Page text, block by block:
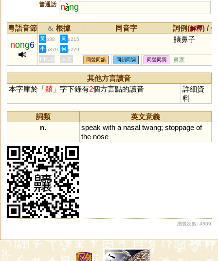
普通話
n ng
粵語音節 & 根據 同音字 詞例(解釋) /
nong6
黃 p38 周 p215 齉鼻子
李 p370 何 p279
HKLS 人文 同聲同韻 同韻同調 同聲同調 鼻塞
其他方言讀音
本字庫於「 齉」字下錄有2個方言點的讀音
詳細資
料
詞類
英文意義
n.
speak with a nasal twang; stoppage of
the nose
瀏覽次數: 4509